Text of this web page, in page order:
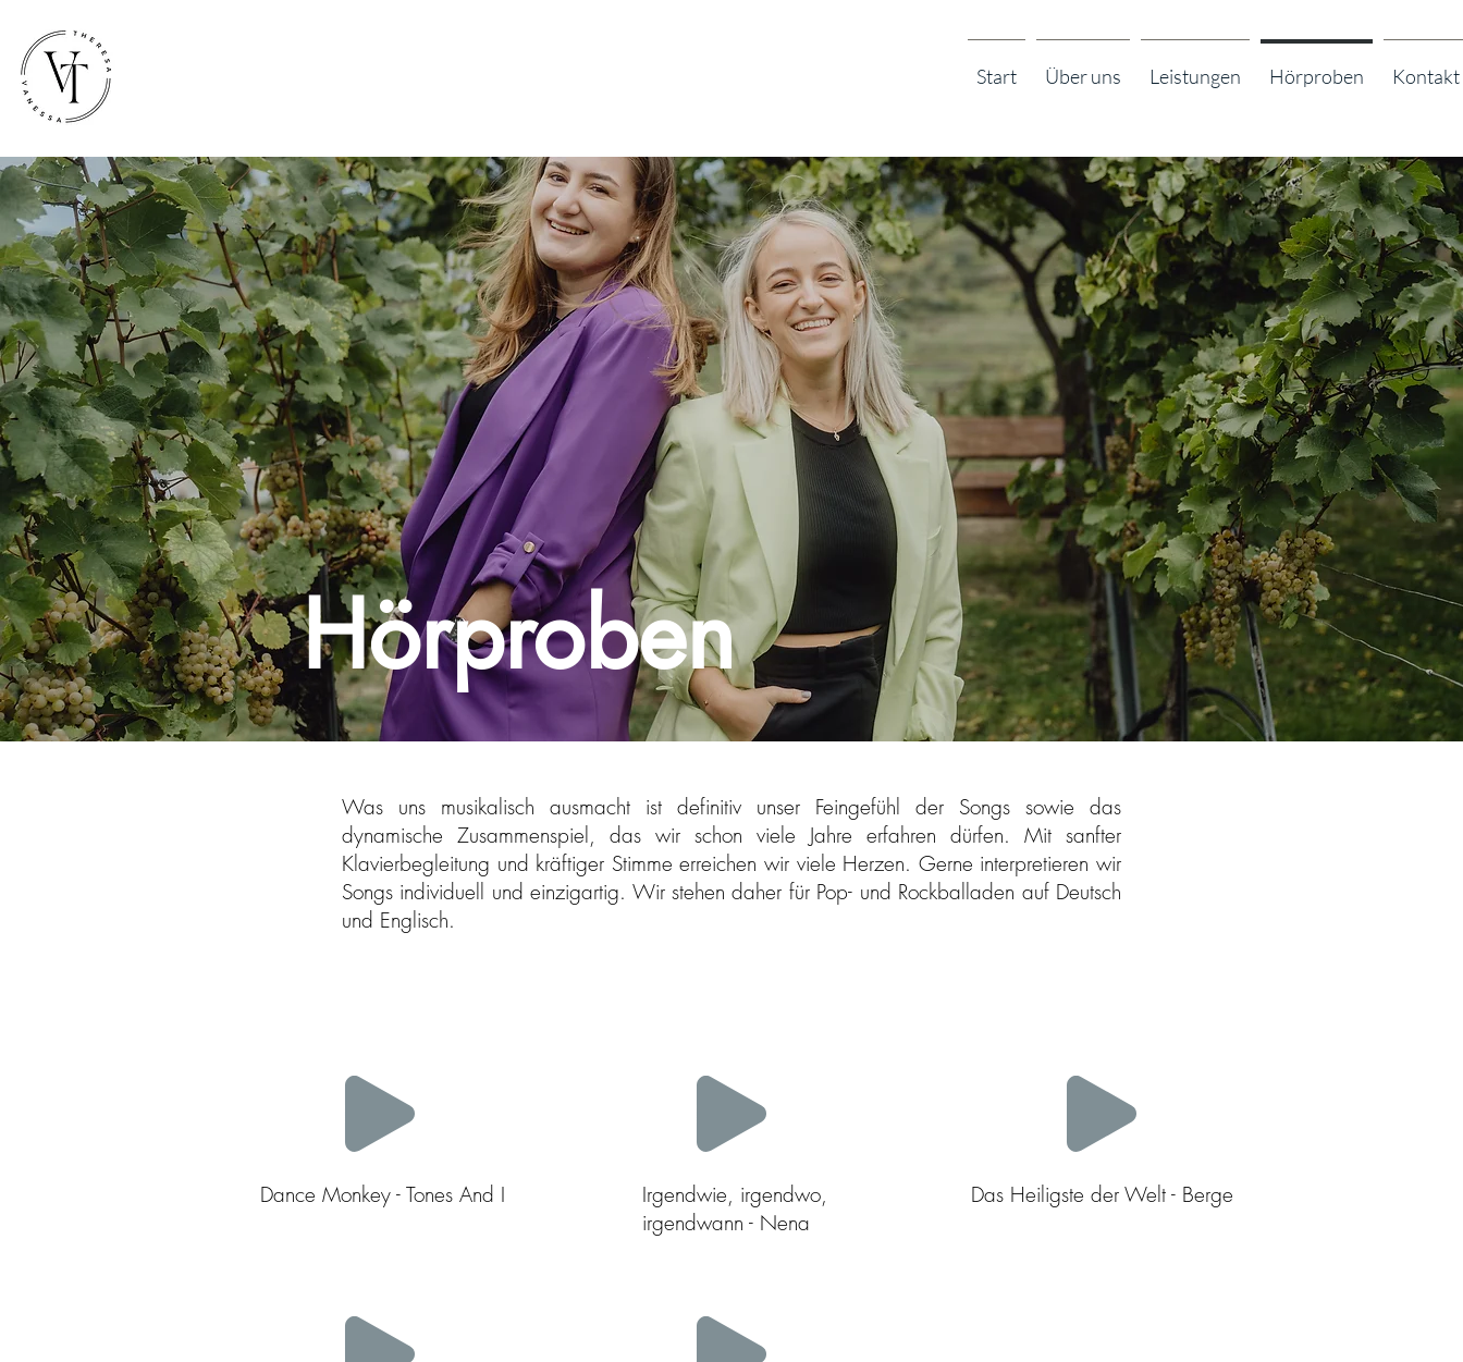
Start Über uns Leistungen Hörproben Kontakt
Hörproben
Was uns musikalisch ausmacht ist definitiv unser Feingefühl der Songs sowie das
dynamische Zusammenspiel, das wir schon viele Jahre erfahren dürfen. Mit sanfter
Klavierbegleitung und kräftiger Stimme erreichen wir viele Herzen. Gerne interpretieren wir
Songs individuell und einzigartig. Wir stehen daher für Pop- und Rockballaden auf Deutsch
und Englisch.
Dance Monkey - Tones And I
Irgendwie, irgendwo,
irgendwann - Nena
Das Heiligste der Welt - Berge